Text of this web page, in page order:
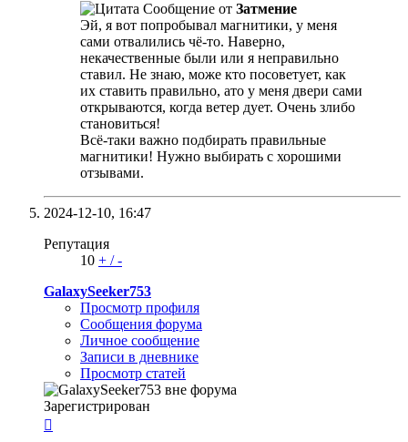
Сообщение от Затмение
Эй, я вот попробывал магнитики, у меня
сами отвалились чё-то. Наверно,
некачественные были или я неправильно
ставил. Не знаю, може кто посоветует, как
их ставить правильно, ато у меня двери сами
открываются, когда ветер дует. Очень злибо
становиться!
Всё-таки важно подбирать правильные
магнитики! Нужно выбирать с хорошими
отзывами.
2024-12-10, 16:47
Репутация
10 + /-
GalaxySeeker753
Просмотр профиля
Сообщения форума
Личное сообщение
Записи в дневнике
Просмотр статей
Зарегистрирован
